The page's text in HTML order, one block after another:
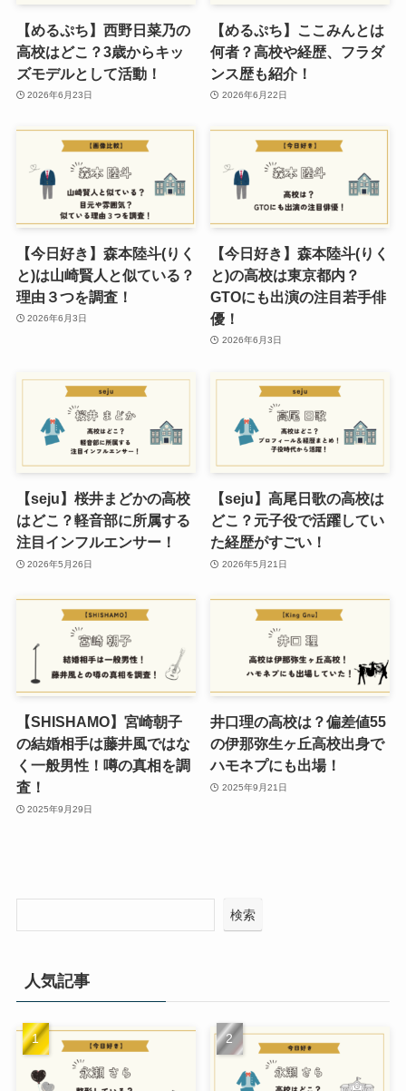
【めるぷち】西野日菜乃の
高校はどこ？3歳からキッ
ズモデルとして活動！
2026年6月23日
【めるぷち】ここみんとは
何者？高校や経歴、フラダ
ンス歴も紹介！
2026年6月22日
【今日好き】森本陸斗(りく
と)は山崎賢人と似ている？
理由３つを調査！
2026年6月3日
【今日好き】森本陸斗(りく
と)の高校は東京都内？
GTOにも出演の注目若手俳
優！
2026年6月3日
【seju】桜井まどかの高校
はどこ？軽音部に所属する
注目インフルエンサー！
2026年5月26日
【seju】高尾日歌の高校は
どこ？元子役で活躍してい
た経歴がすごい！
2026年5月21日
【SHISHAMO】宮崎朝子
の結婚相手は藤井風ではな
く一般男性！噂の真相を調
査！
2025年9月29日
井口理の高校は？偏差値55
の伊那弥生ヶ丘高校出身で
ハモネプにも出場！
2025年9月21日
検索
人気記事